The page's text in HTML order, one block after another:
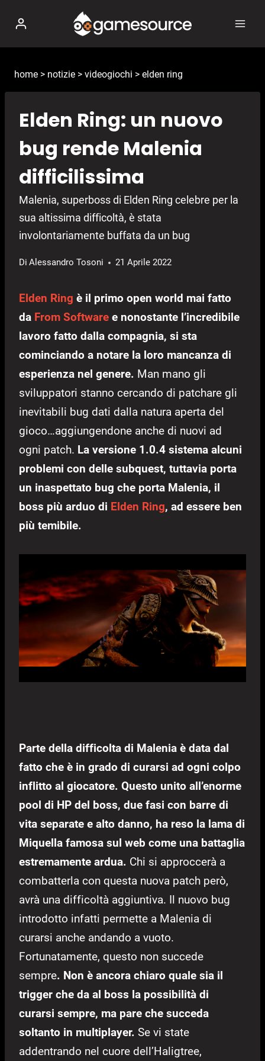
contenuto
home > notizie > videogiochi > elden ring
Elden Ring: un nuovo
bug rende Malenia
difficilissima
Malenia, superboss di Elden Ring celebre per la
sua altissima difficoltà, è stata
involontariamente buffata da un bug
Di Alessandro Tosoni 21 Aprile 2022
Elden Ring è il primo open world mai fatto
da From Software e nonostante l’incredibile
lavoro fatto dalla compagnia, si sta
cominciando a notare la loro mancanza di
esperienza nel genere. Man mano gli
sviluppatori stanno cercando di patchare gli
inevitabili bug dati dalla natura aperta del
gioco…aggiungendone anche di nuovi ad
ogni patch. La versione 1.0.4 sistema alcuni
problemi con delle subquest, tuttavia porta
un inaspettato bug che porta Malenia, il
boss più arduo di Elden Ring, ad essere ben
più temibile.
Parte della difficolta di Malenia è data dal
fatto che è in grado di curarsi ad ogni colpo
inflitto al giocatore. Questo unito all’enorme
pool di HP del boss, due fasi con barre di
vita separate e alto danno, ha reso la lama di
Miquella famosa sul web come una battaglia
estremamente ardua. Chi si approccerà a
combatterla con questa nuova patch però,
avrà una difficoltà aggiuntiva. Il nuovo bug
introdotto infatti permette a Malenia di
curarsi anche andando a vuoto.
Fortunatamente, questo non succede
sempre. Non è ancora chiaro quale sia il
trigger che da al boss la possibilità di
curarsi sempre, ma pare che succeda
soltanto in multiplayer. Se vi state
addentrando nel cuore dell’Haligtree,